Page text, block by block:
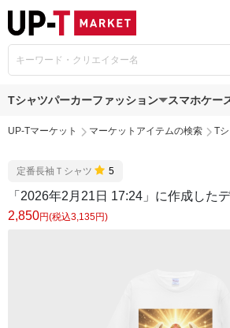
Tシャツパーカーファッション スマホケー
UP-Tマーケット マーケットアイテムの検索 T
定番長袖Ｔシャツ 5
「2026年2月21日 17:24」に作成した
2,850円(税込3,135円)